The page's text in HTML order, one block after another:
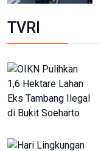
TVRI